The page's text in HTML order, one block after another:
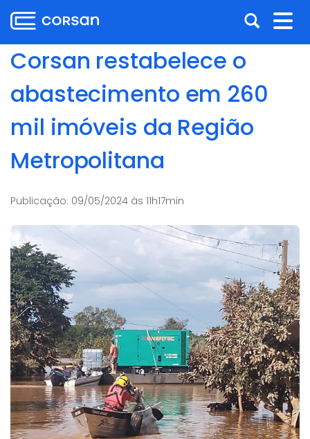
para
o
conteúdo
para
menu
para
para
o
conteúdo
Abrir
a
busca
Corsan restabelece o
abastecimento em 260
mil imóveis da Região
Metropolitana
Publicação: 09/05/2024 às 11h17min